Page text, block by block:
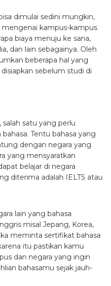
dimulai sedini mungkin,
kampus-kampus
biaya menuju ke sana,
dan lain sebagainya. Oleh
beberapa hal yang
sebelum studi di
salah satu yang perlu
Tentu bahasa yang
dengan negara yang
yang mensyaratkan
belajar di negara
diterima adalah IELTS atau
lain yang bahasa
misal Jepang, Korea,
meminta sertifikat bahasa
itu pastikan kamu
dan negara yang ingin
bahasamu sejak jauh-